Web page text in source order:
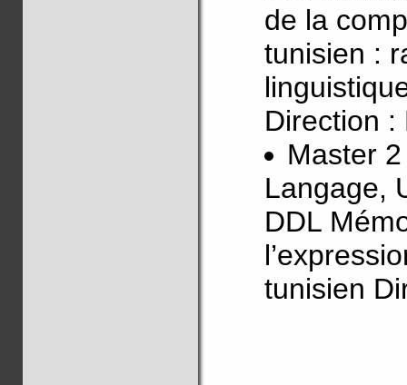
de la
tunisien :
Direction :
Master
Langage,
DDL
tunisien